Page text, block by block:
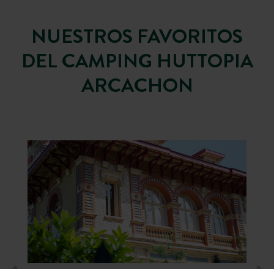
NUESTROS FAVORITOS
DEL CAMPING HUTTOPIA
ARCACHON